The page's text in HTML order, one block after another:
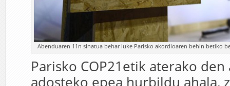
Abenduaren 11n sinatua behar luke Parisko akordioaren behin betiko
Parisko COP21etik aterako
adosteko epea hurbildu ahala,